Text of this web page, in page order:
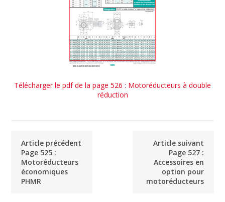
Télécharger le pdf de la page 526 : Motoréducteurs à double
réduction
Article précédent
Page 525 :
Motoréducteurs
économiques
PHMR
Article suivant
Page 527 :
Accessoires en
option pour
motoréducteurs